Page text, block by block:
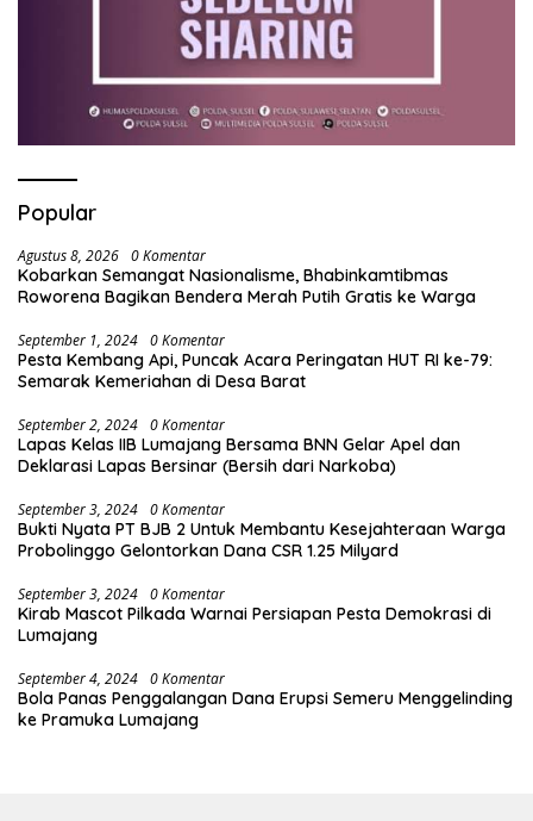
Popular
Agustus 8, 2026 0 Komentar
Kobarkan Semangat Nasionalisme, Bhabinkamtibmas
Roworena Bagikan Bendera Merah Putih Gratis ke Warga
September 1, 2024 0 Komentar
Pesta Kembang Api, Puncak Acara Peringatan HUT RI ke-79:
Semarak Kemeriahan di Desa Barat
September 2, 2024 0 Komentar
Lapas Kelas IIB Lumajang Bersama BNN Gelar Apel dan
Deklarasi Lapas Bersinar (Bersih dari Narkoba)
September 3, 2024 0 Komentar
Bukti Nyata PT BJB 2 Untuk Membantu Kesejahteraan Warga
Probolinggo Gelontorkan Dana CSR 1.25 Milyard
September 3, 2024 0 Komentar
Kirab Mascot Pilkada Warnai Persiapan Pesta Demokrasi di
Lumajang
September 4, 2024 0 Komentar
Bola Panas Penggalangan Dana Erupsi Semeru Menggelinding
ke Pramuka Lumajang